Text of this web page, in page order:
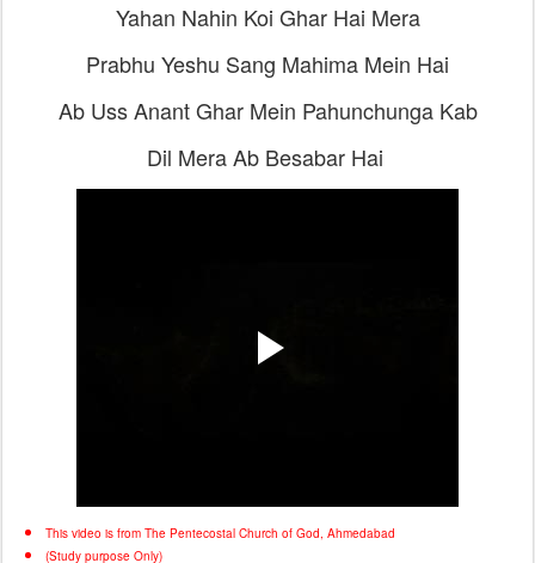
Yahan Nahin Koi Ghar Hai Mera
Prabhu Yeshu Sang Mahima Mein Hai
Ab Uss Anant Ghar Mein Pahunchunga Kab
Dil Mera Ab Besabar Hai
This video is from The Pentecostal Church of God, Ahmedabad
(Study purpose Only)